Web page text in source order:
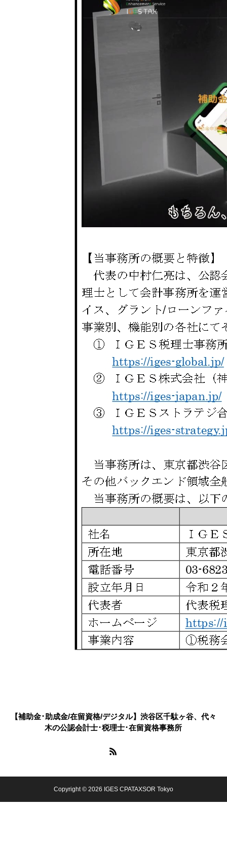
【補助金･助成金/在留資格/デジタル】渋谷区千駄ヶ谷、代々
木の公認会計士･税理士･在留資格事務所
Copyright © 2026 IGES CPATAXSOR Tokyo